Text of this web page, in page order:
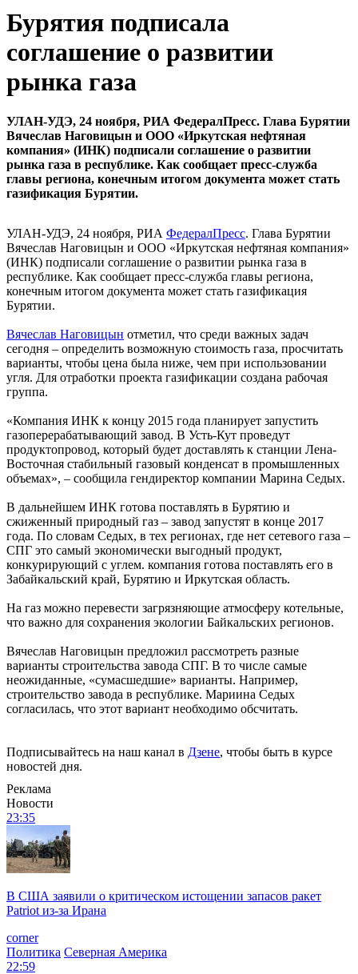
Бурятия подписала
соглашение о развитии
рынка газа
УЛАН-УДЭ, 24 ноября, РИА ФедералПресс. Глава Бурятии
Вячеслав Наговицын и ООО «Иркутская нефтяная
компания» (ИНК) подписали соглашение о развитии
рынка газа в республике. Как сообщает пресс-служба
главы региона, конечным итогом документа может стать
газификация Бурятии.
УЛАН-УДЭ, 24 ноября, РИА ФедералПресс. Глава Бурятии
Вячеслав Наговицын и ООО «Иркутская нефтяная компания»
(ИНК) подписали соглашение о развитии рынка газа в
республике. Как сообщает пресс-служба главы региона,
конечным итогом документа может стать газификация
Бурятии.
Вячеслав Наговицын отметил, что среди важных задач
сегодня – определить возможную стоимость газа, просчитать
варианты, чтобы цена была ниже, чем при использовании
угля. Для отработки проекта газификации создана рабочая
группа.
«Компания ИНК к концу 2015 года планирует запустить
газоперерабатывающий завод. В Усть-Кут проведут
продуктопровод, который будет доставлять к станции Лена-
Восточная стабильный газовый конденсат в промышленных
объемах», – сообщила гендиректор компании Марина Седых.
В дальнейшем ИНК готова поставлять в Бурятию и
сжиженный природный газ – завод запустят в конце 2017
года. По словам Седых, в тех регионах, где нет сетевого газа –
СПГ это самый экономически выгодный продукт,
конкурирующий с углем. компания готова поставлять его в
Забайкальский край, Бурятию и Иркутская область.
На газ можно перевести загрязняющие атмосферу котельные,
что важно для сохранения экологии Байкальских регионов.
Вячеслав Наговицын предложил рассмотреть разные
варианты строительства завода СПГ. В то числе самые
неожиданные, «сумасшедшие» варианты. Например,
строительство завода в республике. Мариина Седых
согласилась, что этот вариант необходимо обсчитать.
Подписывайтесь на наш канал в Дзене, чтобы быть в курсе
новостей дня.
Реклама
Новости
23:35
В США заявили о критическом истощении запасов ракет
Patriot из-за Ирана
corner
Политика Северная Америка
22:59